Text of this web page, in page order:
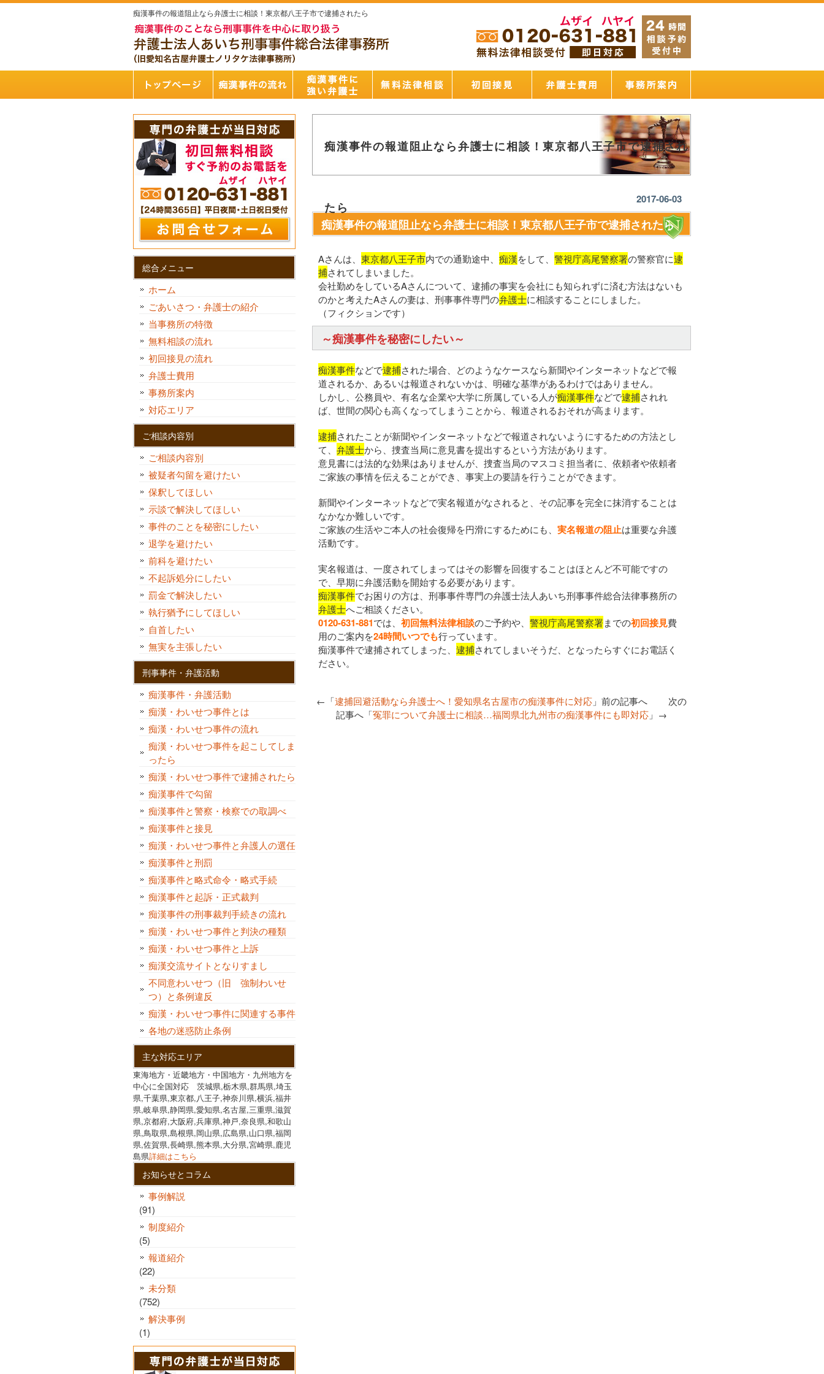
痴漢事件の報道阻止なら弁護士に相談！東京都八王子市で逮捕されたら
痴漢事件の報道阻止なら弁護士に相談！東京都八王子市で逮捕され
たら
2017-06-03
痴漢事件の報道阻止なら弁護士に相談！東京都八王子市で逮捕されたら
Aさんは、 東京都八王子市内での通勤途中、 痴漢をして、 警視庁高尾警察署の警察官に逮
捕されてしまいました。
会社勤めをしているAさんについて、逮捕の事実を会社にも知られずに済む方法はないも
のかと考えたAさんの妻は、刑事事件専門の弁護士に相談することにしました。
（フィクションです）
～痴漢事件を秘密にしたい～
痴漢事件などで逮捕された場合、どのようなケースなら新聞やインターネットなどで報
道されるか、あるいは報道されないかは、明確な基準があるわけではありません。
しかし、公務員や、有名な企業や大学に所属している人が痴漢事件などで逮捕されれ
ば、世間の関心も高くなってしまうことから、報道されるおそれが高まります。
逮捕されたことが新聞やインターネットなどで報道されないようにするための方法とし
て、 弁護士から、捜査当局に意見書を提出するという方法があります。
意見書には法的な効果はありませんが、捜査当局のマスコミ担当者に、依頼者や依頼者
ご家族の事情を伝えることができ、事実上の要請を行うことができます。
新聞やインターネットなどで実名報道がなされると、その記事を完全に抹消することは
なかなか難しいです。
ご家族の生活やご本人の社会復帰を円滑にするためにも、 実名報道の阻止は重要な弁護
活動です。
実名報道は、一度されてしまってはその影響を回復することはほとんど不可能ですの
で、早期に弁護活動を開始する必要があります。
痴漢事件でお困りの方は、刑事事件専門の弁護士法人あいち刑事事件総合法律事務所の
弁護士へご相談ください。
0120-631-881では、 初回無料法律相談のご予約や、 警視庁高尾警察署までの初回接見費
用のご案内を24時間いつでも行っています。
痴漢事件で逮捕されてしまった、 逮捕されてしまいそうだ、となったらすぐにお電話く
ださい。
←「逮捕回避活動なら弁護士へ！愛知県名古屋市の痴漢事件に対応 」前の記事へ 次の
記事へ「冤罪について弁護士に相談…福岡県北九州市の痴漢事件にも即対応 」→
総合メニュー
ホーム
ごあいさつ・弁護士の紹介
当事務所の特徴
無料相談の流れ
初回接見の流れ
弁護士費用
事務所案内
対応エリア
ご相談内容別
ご相談内容別
被疑者勾留を避けたい
保釈してほしい
示談で解決してほしい
事件のことを秘密にしたい
退学を避けたい
前科を避けたい
不起訴処分にしたい
罰金で解決したい
執行猶予にしてほしい
自首したい
無実を主張したい
刑事事件・弁護活動
痴漢事件・弁護活動
痴漢・わいせつ事件とは
痴漢・わいせつ事件の流れ
痴漢・わいせつ事件を起こしてしま
ったら
痴漢・わいせつ事件で逮捕されたら
痴漢事件で勾留
痴漢事件と警察・検察での取調べ
痴漢事件と接見
痴漢・わいせつ事件と弁護人の選任
痴漢事件と刑罰
痴漢事件と略式命令・略式手続
痴漢事件と起訴・正式裁判
痴漢事件の刑事裁判手続きの流れ
痴漢・わいせつ事件と判決の種類
痴漢・わいせつ事件と上訴
痴漢交流サイトとなりすまし
不同意わいせつ（旧 強制わいせ
つ）と条例違反
痴漢・わいせつ事件に関連する事件
各地の迷惑防止条例
主な対応エリア
東海地方・近畿地方・中国地方・九州地方を
中心に全国対応 茨城県,栃木県,群馬県,埼玉
県,千葉県,東京都,八王子,神奈川県,横浜,福井
県,岐阜県,静岡県,愛知県,名古屋,三重県,滋賀
県,京都府,大阪府,兵庫県,神戸,奈良県,和歌山
県,鳥取県,島根県,岡山県,広島県,山口県,福岡
県,佐賀県,長崎県,熊本県,大分県,宮崎県,鹿児
島県詳細はこちら
お知らせとコラム
事例解説
(91)
制度紹介
(5)
報道紹介
(22)
未分類
(752)
解決事例
(1)